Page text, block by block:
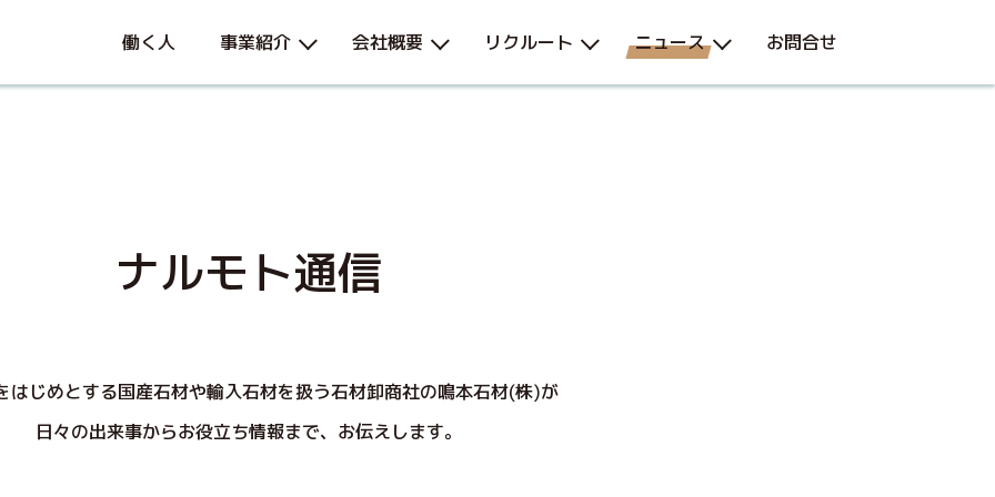
働く人 事業紹介 会社概要 リクルート ニュース お問合せ
ナルモト通信
はじめとする国産石材や輸入石材を扱う石材卸商社の鳴本石材(株)が
日々の出来事からお役立ち情報まで、お伝えします。